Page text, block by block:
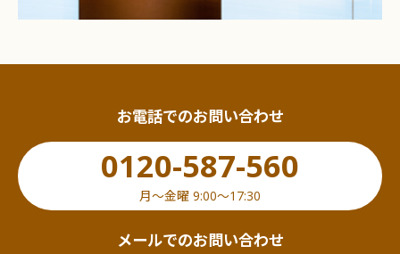
お電話でのお問い合わせ
0120-587-560
月〜金曜 9:00〜17:30
メールでのお問い合わせ